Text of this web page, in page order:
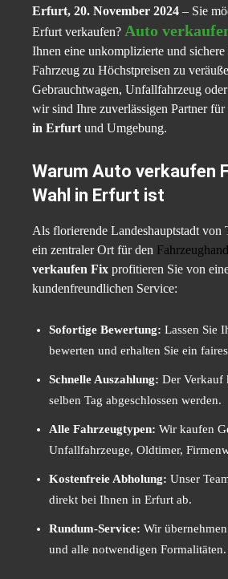
Erfurt, 20. November 2024 – Sie
Erfurt verkaufen? Auto
Ihnen eine unkomplizierte und
Fahrzeug zu Höchstpreisen zu
Gebrauchtwagen, Unfallfahrzeug
wir sind Ihre zuverlässigen Partner für
in Erfurt und Umgebung.
Warum Auto verkaufen
Wahl in Erfurt ist
Als florierende Landeshauptstadt
ein zentraler Ort für den
verkaufen Fix profitieren Sie von
kundenfreundlichen Service:
Sofortige Bewertung: Lassen Sie
bewerten und erhalten Sie ein
Schnelle Auszahlung: Der Verkauf
selben Tag abgeschlossen werden.
Alle Fahrzeugtypen: Wir kaufen
Unfallfahrzeuge, Oldtimer,
Kostenfreie Abholung: Unser
direkt bei Ihnen in Erfurt ab.
Rundum-Service: Wir
und alle notwendigen Formalitäten.